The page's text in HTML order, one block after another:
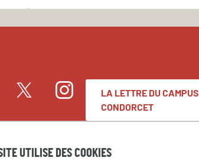
UTILISE DES COOKIES
Twitter
InstagramLA LETTRE DU CAMPUS
CONDORCET
Espace presse